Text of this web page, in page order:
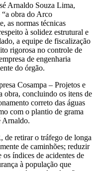
Arnaldo Souza Lima,
“a obra do Arco
as normas técnicas
à solidez estrutural e
a equipe de fiscalização
rigorosa no controle de
de engenharia
do órgão.
Cosampa – Projetos e
obra, concluindo os itens de
correto das águas
com o plantio de grama
Arnaldo.
de retirar o tráfego de longa
de caminhões; reduzir
os índices de acidentes de
à população que